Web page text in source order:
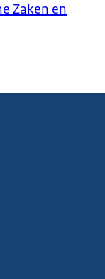
Zaken en